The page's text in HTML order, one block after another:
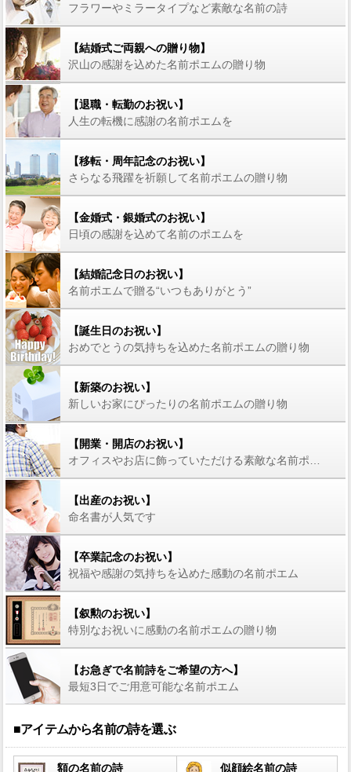
フラワーやミラータイプなど素敵な名前の詩
【結婚式ご両親への贈り物】
沢山の感謝を込めた名前ポエムの贈り物
【退職・転勤のお祝い】
人生の転機に感謝の名前ポエムを
【移転・周年記念のお祝い】
さらなる飛躍を祈願して名前ポエムの贈り物
【金婚式・銀婚式のお祝い】
日頃の感謝を込めて名前のポエムを
【結婚記念日のお祝い】
名前ポエムで贈る“いつもありがとう”
【誕生日のお祝い】
おめでとうの気持ちを込めた名前ポエムの贈り物
【新築のお祝い】
新しいお家にぴったりの名前ポエムの贈り物
【開業・開店のお祝い】
【出産のお祝い】
命名書が人気です
【卒業記念のお祝い】
祝福や感謝の気持ちを込めた感動の名前ポエム
【叙勲のお祝い】
特別なお祝いに感動の名前ポエムの贈り物
【お急ぎで名前詩をご希望の方へ】
最短3日でご用意可能な名前ポエム
■アイテムから名前の詩を選ぶ
額の名前の詩 似顔絵名前の詩